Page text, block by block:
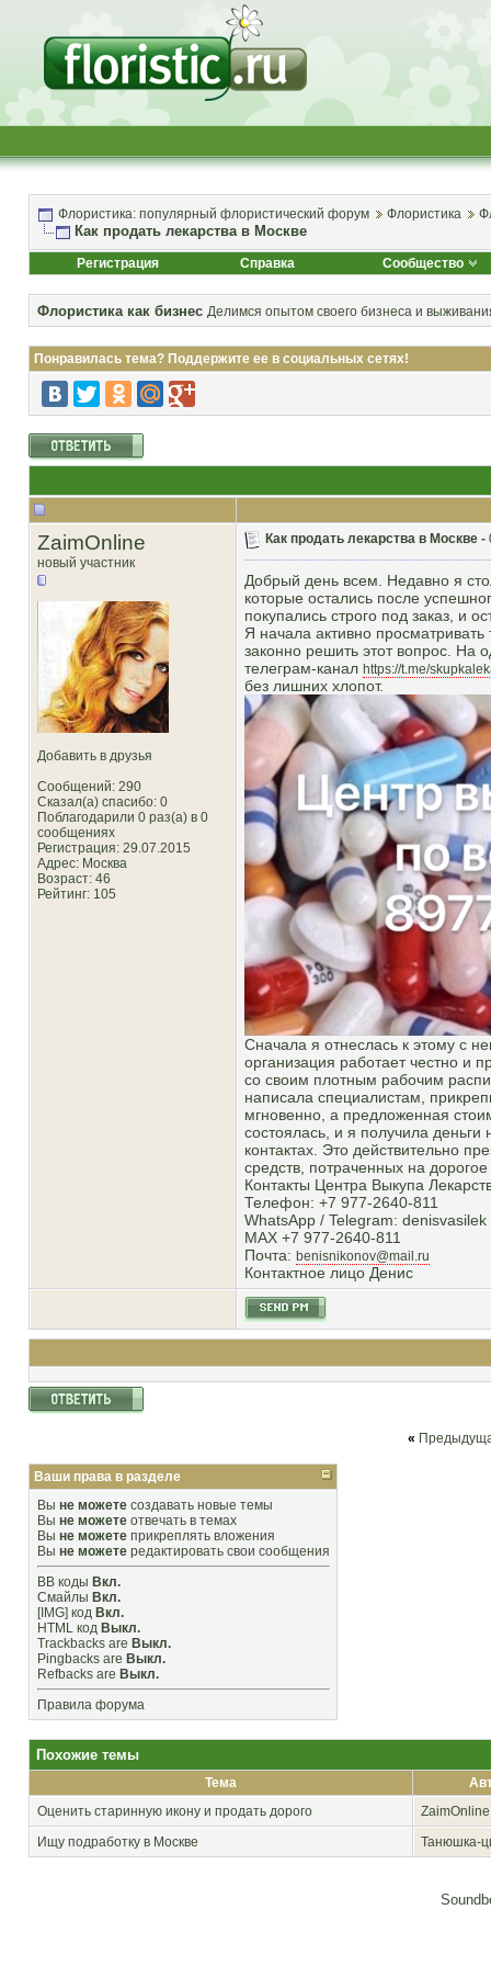
Флористика: популярный флористический форум Флористика
Как продать лекарства в Москве
Регистрация Справка Сообщество
Флористика как бизнес Делимся опытом своего бизнеса и
Понравилась тема? Поддержите ее в социальных сетях!
ZaimOnline
новый участник
Добавить в друзья
Сообщений: 290
Сказал(а) спасибо: 0
Поблагодарили 0 раз(а) в 0
сообщениях
Регистрация: 29.07.2015
Адрес: Москва
Возраст: 46
Рейтинг: 105
Как продать лекарства в Москве -
Добрый день всем. Недавно я
которые остались после
покупались строго под заказ, и
Я начала активно
законно решить этот вопрос. На
телеграм-канал https://t.me/
без лишних хлопот.
Сначала я отнеслась к этому с
организация работает честно и
со своим плотным рабочим
написала специалистам,
мгновенно, а предложенная
состоялась, и я получила
контактах. Это действительно
средств, потраченных на
Контакты Центра Выкупа
Телефон: +7 977-2640-811
WhatsApp / Telegram: denisvasilek
MAX +7 977-2640-811
Почта: benisnikonov@mail.ru
Контактное лицо Денис
«
Ваши права в разделе
Вы не можете создавать новые темы
Вы не можете отвечать в темах
Вы не можете прикреплять вложения
Вы не можете редактировать свои сообщения
BB коды Вкл.
Смайлы Вкл.
[IMG] код Вкл.
HTML код Выкл.
Trackbacks are Выкл.
Pingbacks are Выкл.
Refbacks are Выкл.
Правила форума
Похожие темы
Тема
Оценить старинную икону и продать дорого
ZaimOnline
Ищу подработку в Москве
Танюшка-